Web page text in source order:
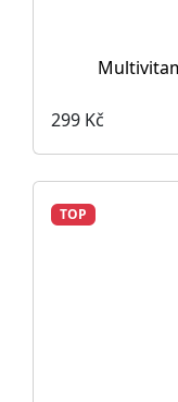
299 Kč
TOP